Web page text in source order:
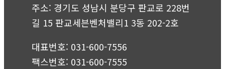
주소: 경기도 성남시 분당구 판교로 228번
길 15 판교세븐벤처밸리1 3동 202-2호
대표번호: 031-600-7556
팩스번호: 031-600-7555